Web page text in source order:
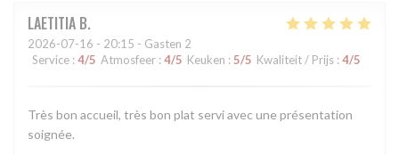
LAETITIA B
2026-07-16 - 20:15 - Gasten 2
Service : 4/5 Atmosfeer : 4/5 Keuken : 5/5 Kwaliteit / Prijs : 4/5
Très bon accueil, très bon plat servi avec une présentation
soignée.